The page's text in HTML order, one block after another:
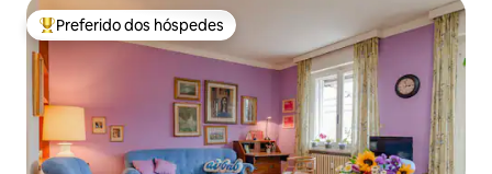
Entre os melhores preferidos dos hóspedes
Preferido dos hóspedes